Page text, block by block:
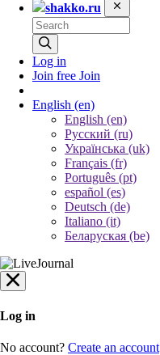
shakko.ru
Log in
Join free Join
English (en)
English (en)
Русский (ru)
Українська (uk)
Français (fr)
Português (pt)
español (es)
Deutsch (de)
Italiano (it)
Беларуская (be)
Log in
No account? Create an account